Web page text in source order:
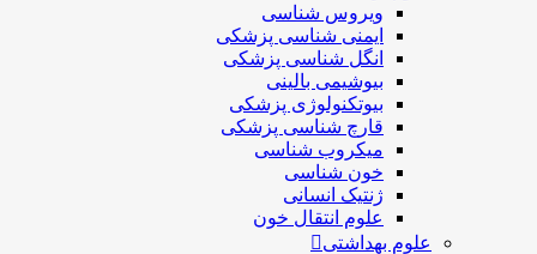
ویروس شناسی
ایمنی شناسی پزشكی
انگل شناسی پزشکی
بیوشیمی بالینی
بیوتکنولوژی پزشکی
قارچ شناسی پزشکی
ميكروب شناسی
خون شناسی
ژنتیک انسانی
علوم انتقال خون
علوم بهداشتی